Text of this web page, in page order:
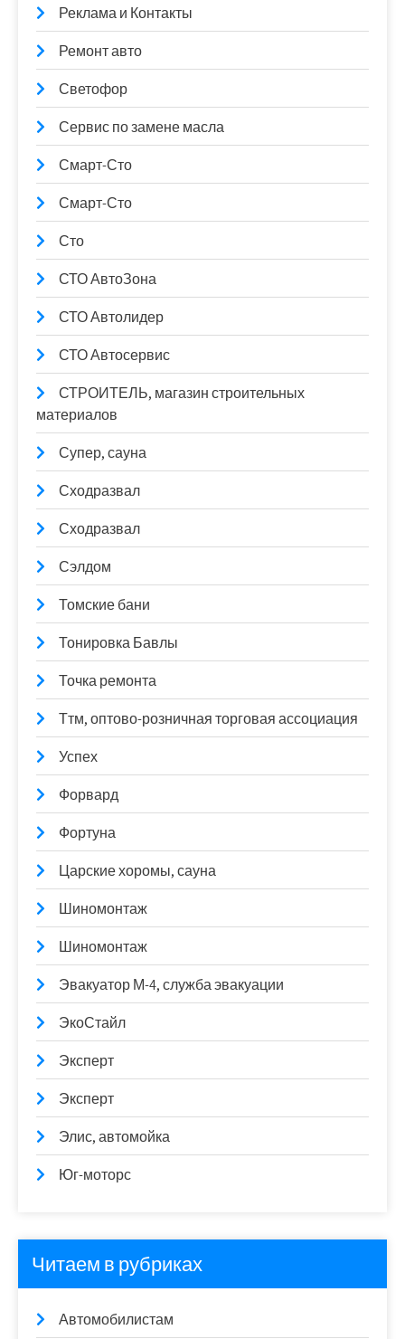
Реклама и Контакты
Ремонт авто
Светофор
Сервис по замене масла
Смарт-Сто
Смарт-Сто
Сто
СТО АвтоЗона
СТО Автолидер
СТО Автосервис
СТРОИТЕЛЬ, магазин строительных
материалов
Супер, сауна
Сходразвал
Сходразвал
Сэлдом
Томские бани
Тонировка Бавлы
Точка ремонта
Ттм, оптово-розничная торговая ассоциация
Успех
Форвард
Фортуна
Царские хоромы, сауна
Шиномонтаж
Шиномонтаж
Эвакуатор М-4, служба эвакуации
ЭкоСтайл
Эксперт
Эксперт
Элис, автомойка
Юг-моторс
Читаем в рубриках
Автомобилистам